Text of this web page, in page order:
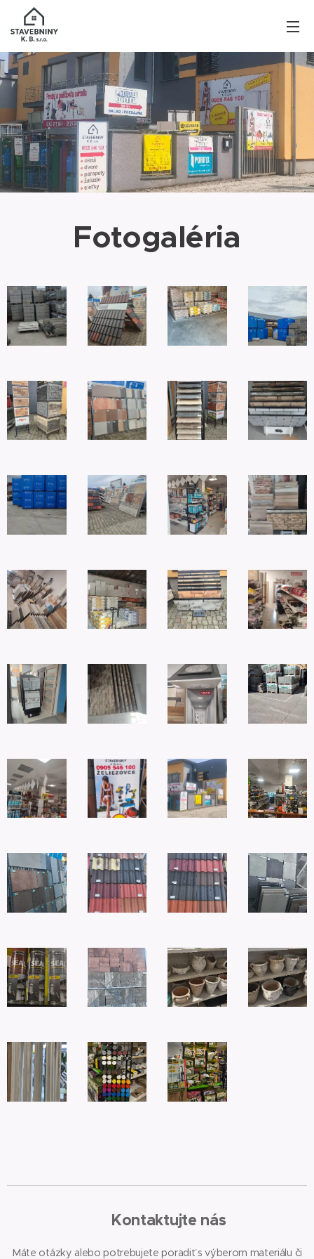
Fotogaléria
📞 Kontaktujte nás
Máte otázky alebo potrebujete poradiť s výberom materiálu či